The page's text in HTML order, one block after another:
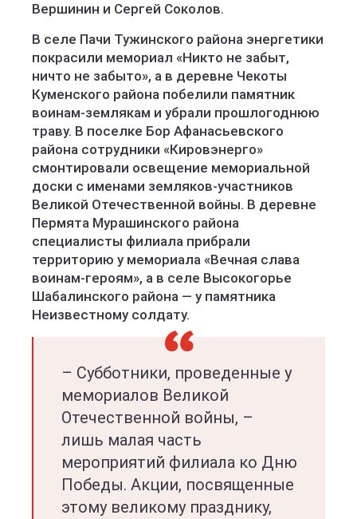
Вершинин и Сергей Соколов.
В селе Пачи Тужинского района энергетики
покрасили мемориал «Никто не забыт,
ничто не забыто», а в деревне Чекоты
Куменского района побелили памятник
воинам-землякам и убрали прошлогоднюю
траву. В поселке Бор Афанасьевского
района сотрудники «Кировэнерго»
смонтировали освещение мемориальной
доски с именами земляков-участников
Великой Отечественной войны. В деревне
Пермята Мурашинского района
специалисты филиала прибрали
территорию у мемориала «Вечная слава
воинам-героям», а в селе Высокогорье
Шабалинского района — у памятника
Неизвестному солдату.
– Субботники, проведенные у
мемориалов Великой
Отечественной войны, –
лишь малая часть
мероприятий филиала ко Дню
Победы. Акции, посвященные
этому великому празднику,